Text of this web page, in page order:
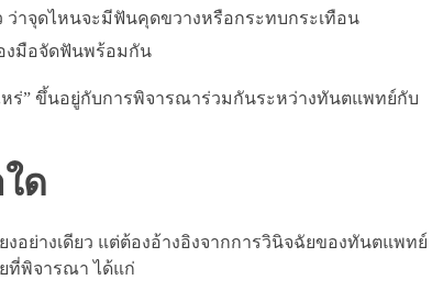
ว่าจุดไหนจะมีฟันคุดขวางหรือกระทบกระเทือน
งมือจัดฟันพร้อมกัน
ร่” ขึ้นอยู่กับการพิจารณาร่วมกันระหว่างทันตแพทย์กับ
ด
ย่างเดียว แต่ต้องอ้างอิงจากการวินิจฉัยของทันตแพทย์
ยที่พิจารณา ได้แก่